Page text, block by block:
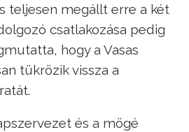
teljesen megállt erre a két
csatlakozása pedig
hogy a Vasas
tükrözik vissza a
és a mögé